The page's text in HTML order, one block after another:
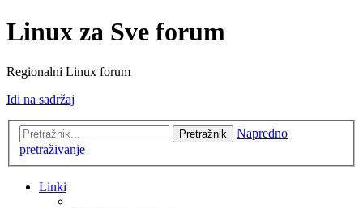
Linux za Sve forum
Regionalni Linux forum
Idi na sadržaj
Pretražnik
Napredno
pretraživanje
Linki